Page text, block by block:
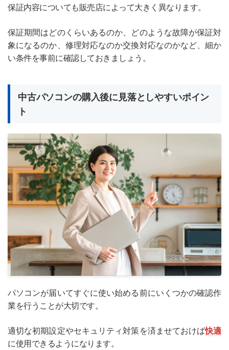
保証内容についても販売店によって大きく異なります。
保証期間はどのくらいあるのか、どのような故障が保証対
象になるのか、修理対応なのか交換対応なのかなど、細か
い条件を事前に確認しておきましょう。
中古パソコンの購入後に見落としやすいポイン
ト
パソコンが届いてすぐに使い始める前にいくつかの確認作
業を行うことが大切です。
適切な初期設定やセキュリティ対策を済ませておけば快適
に使用できるようになります。